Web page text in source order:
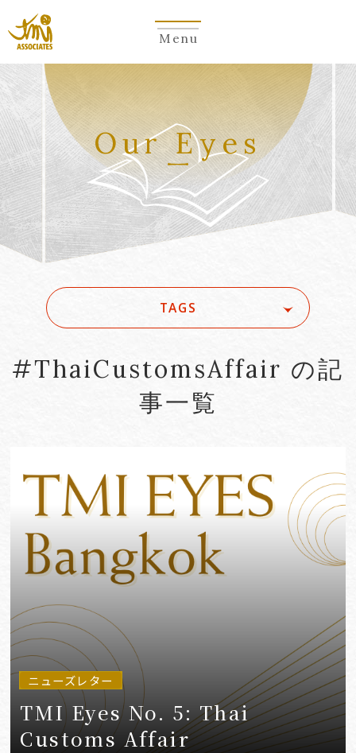
Menu
Our Eyes
TAGS
#Account seizure
#ACRA
#aerospace
#AI
#AI Governance
#AI/IoT
VIEW MORE
#ThaiCustomsAffair の記
事一覧
ニューズレター
TMI Eyes No. 5: Thai
Customs Affair